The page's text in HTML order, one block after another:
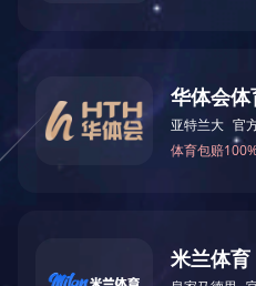
0条记录 当前页
政府类网站链接